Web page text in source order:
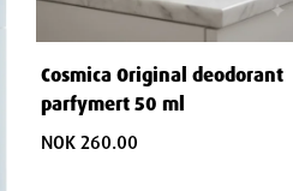
Cosmica Original deodorant
parfymert 50 ml
NOK 260.00